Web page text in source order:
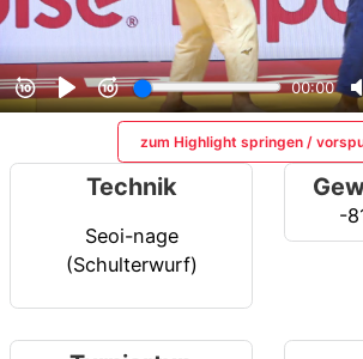
zum Highlight springen /
Technik
Seoi-nage
(Schulterwurf)
-